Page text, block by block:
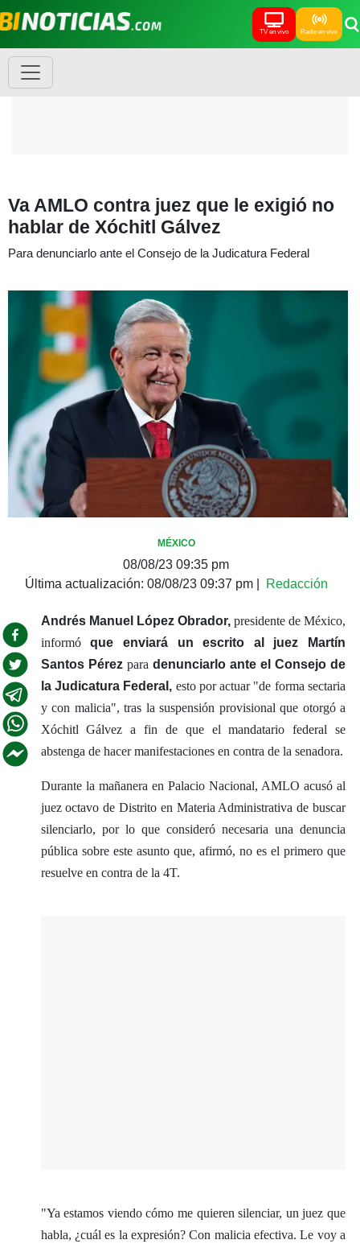
TV en vivo Radio en vivo
Va AMLO contra juez que le exigió no
hablar de Xóchitl Gálvez
Para denunciarlo ante el Consejo de la Judicatura Federal
MÉXICO
08/08/23 09:35 pm
Última actualización: 08/08/23 09:37 pm| Redacción
Andrés Manuel López Obrador,presidente de México,
informóque enviará un escrito al juez Martín
Santos Pérezpara denunciarlo ante el Consejo de
la Judicatura Federal, esto por actuar "de forma sectaria
y con malicia", tras la suspensión provisional que otorgó a
Xóchitl Gálvez a fin de que el mandatario federal se
abstenga de hacer manifestaciones en contra de la senadora.
Durante la mañanera en Palacio Nacional, AMLO acusó al
juez octavo de Distrito en Materia Administrativa de buscar
silenciarlo, por lo que consideró necesaria una denuncia
pública sobre este asunto que, afirmó, no es el primero que
resuelve en contra de la 4T.
​"Ya estamos viendo cómo me quieren silenciar, un juez que
habla, ¿cuál es la expresión? Con malicia efectiva. Le voy a